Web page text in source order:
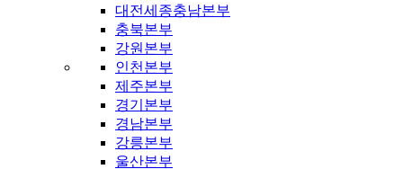
대전세종충남본부
충북본부
강원본부
인천본부
제주본부
경기본부
경남본부
강릉본부
울산본부